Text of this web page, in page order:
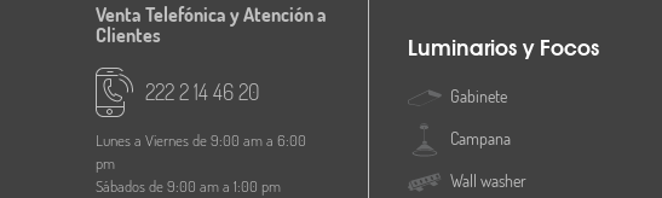
Venta Telefónica y Atención a
Clientes
222 2 14 46 20
Lunes a Viernes de 9:00 am a 6:00
pm
Sábados de 9:00 am a 1:00 pm
Luminarios y Focos
Gabinete
Campana
Wall washer